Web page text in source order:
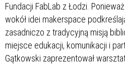
Fundacji FabLab z Łodzi.
wokół idei makerspace
zasadniczo z tradycyjną misją
miejsce edukacji, komunikacji i
Gątkowski zaprezentował